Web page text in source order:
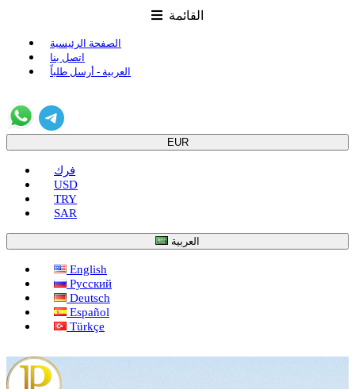
القائمة
الصفحة الرئيسية
اتصل بنا
العربية - أرسل طلباً
EUR
فرك
USD
TRY
SAR
العربية
English
Русский
Deutsch
Español
Türkçe